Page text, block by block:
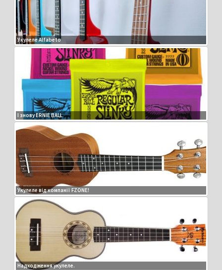
Укулеле Alfabeto
І знову ERNIE BALL
Укулеле від компанії FZONE!
Надходження укулеле.